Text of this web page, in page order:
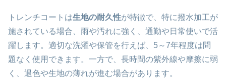
トレンチコートは生地の耐久性が特徴で、特に撥水加工が
施されている場合、雨や汚れに強く、通勤や日常使いで活
躍します。適切な洗濯や保管を行えば、5～7年程度は問
題なく使用できます。一方で、長時間の紫外線や摩擦に弱
く、退色や生地の薄れが進む場合があります。